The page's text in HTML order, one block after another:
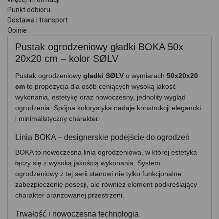
Punkt odbioru
Dostawa i transport
Opinie
Pustak ogrodzeniowy gładki BOKA 50x
20x20 cm – kolor SØLV
Pustak ogrodzeniowy gładki SØLV o wymiarach 50x20x20
cm to propozycja dla osób ceniących wysoką jakość
wykonania, estetykę oraz nowoczesny, jednolity wygląd
ogrodzenia. Spójna kolorystyka nadaje konstrukcji elegancki
i minimalistyczny charakter.
Linia BOKA – designerskie podejście do ogrodzeń
BOKA to nowoczesna linia ogrodzeniowa, w której estetyka
łączy się z wysoką jakością wykonania. System
ogrodzeniowy z tej serii stanowi nie tylko funkcjonalne
zabezpieczenie posesji, ale również element podkreślający
charakter aranżowanej przestrzeni.
Trwałość i nowoczesna technologia